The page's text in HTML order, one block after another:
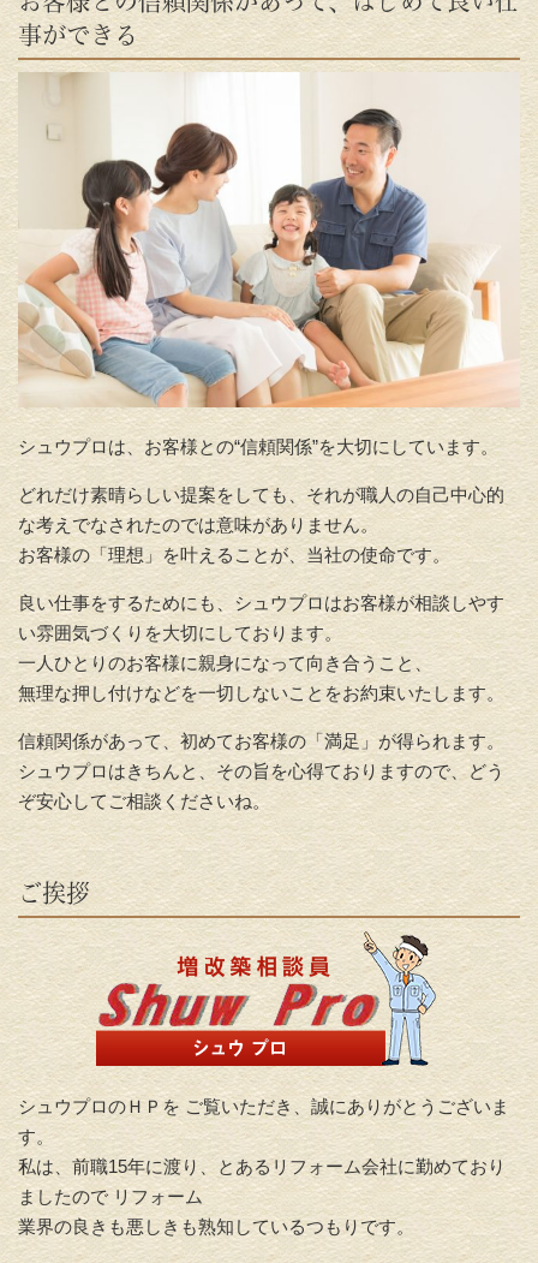
事ができる
シュウプロは、お客様との“信頼関係”を大切にしています。
どれだけ素晴らしい提案をしても、それが職人の自己中心的
な考えでなされたのでは意味がありません。
お客様の「理想」を叶えることが、当社の使命です。
良い仕事をするためにも、シュウプロはお客様が相談しやす
い雰囲気づくりを大切にしております。
一人ひとりのお客様に親身になって向き合うこと、
無理な押し付けなどを一切しないことをお約束いたします。
信頼関係があって、初めてお客様の「満足」が得られます。
シュウプロはきちんと、その旨を心得ておりますので、どう
ぞ安心してご相談くださいね。
ご挨拶
シュウプロのＨＰを ご覧いただき、誠にありがとうございま
す。
私は、前職15年に渡り、とあるリフォーム会社に勤めており
ましたので リフォーム
業界の良きも悪しきも熟知しているつもりです。